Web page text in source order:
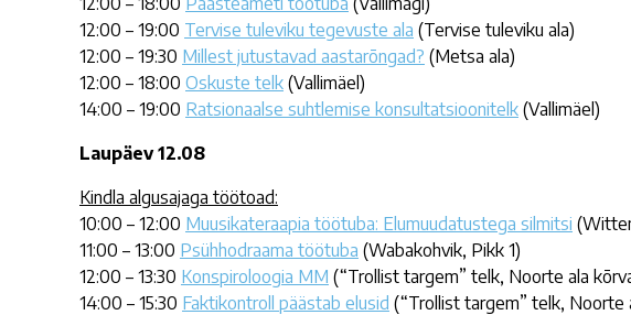
12:00 – 19:00 Tervise tuleviku tegevuste ala (Tervise tuleviku ala)
12:00 – 19:30 Millest jutustavad aastarõngad? (Metsa ala)
12:00 – 18:00 Oskuste telk (Vallimäel)
14:00 – 19:00 Ratsionaalse suhtlemise konsultatsioonitelk (Vallimäel)
Laupäev 12.08
Kindla algusajaga töötoad:
10:00 – 12:00 Muusikateraapia töötuba: Elumuudatustega silmitsi
11:00 – 13:00 Psühhodraama töötuba (Wabakohvik, Pikk 1)
12:00 – 13:30 Konspiroloogia MM (“Trollist targem” telk, Noorte ala
14:00 – 15:30 Faktikontroll päästab elusid (“Trollist targem” telk, Noorte